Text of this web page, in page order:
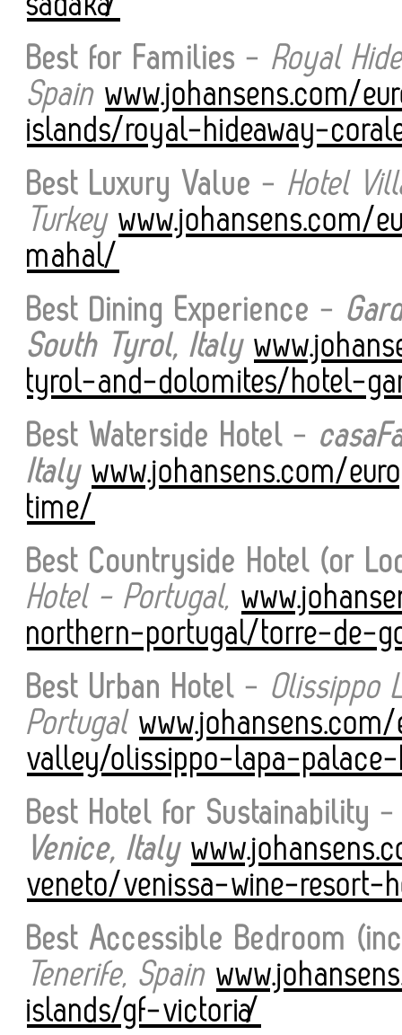
Best for Families - Royal
Spain www.johansens.com/
islands/royal-hideaway-
Best Luxury Value - Hotel
Turkey
mahal/
Best Dining Experience -
South Tyrol, Italy
tyrol-and-dolomites/hotel-
Best Waterside Hotel -
Italy www.johansens.com/
time/
Best Countryside Hotel (or
Hotel - Portugal,
northern-portugal/torre-de-
Best Urban Hotel- Olissippo
Portugal
valley/olissippo-lapa-
Best Hotel for Sustainability
Venice, Italy
veneto/venissa-wine-resort-
Best Accessible Bedroom
Tenerife, Spain
islands/gf-victoria/